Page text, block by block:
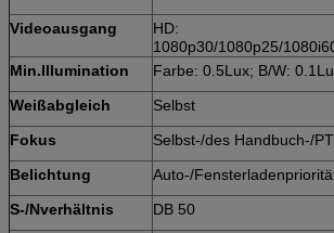
Videoausgang
HD:
1080p30/1080p25/
Min.Illumination
Farbe: 0.5Lux; B/W:
Weißabgleich
Selbst
Fokus
Selbst-/des Handbuch-/
Belichtung
Auto-/
S-/Nverhältnis
DB 50